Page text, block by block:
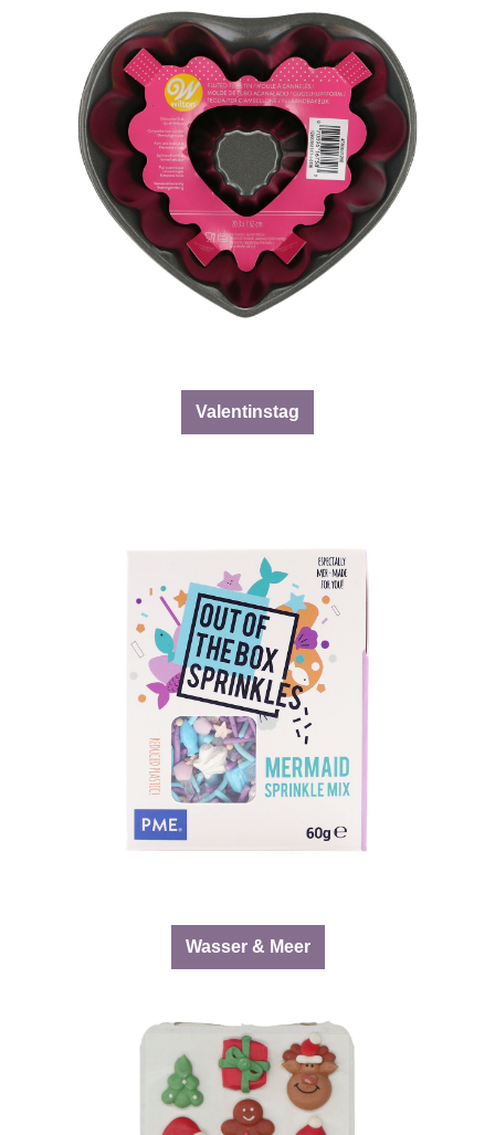
Valentinstag
Wasser & Meer